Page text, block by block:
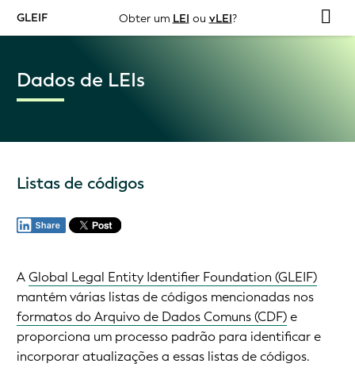
GLEIF Obter um LEI ou vLEI?
Dados de LEIs
Listas de códigos
AGlobal Legal Entity Identifier Foundation (GLEIF)
mantém várias listas de códigos mencionadas nos
formatos do Arquivo de Dados Comuns (CDF)e
proporciona um processo padrão para identificar e
incorporar atualizações a essas listas de códigos.